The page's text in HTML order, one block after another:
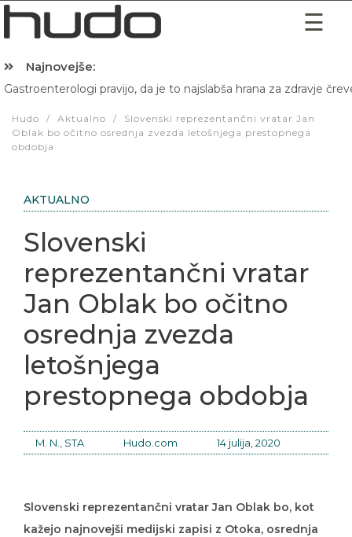
Najnovejše:
Gastroenterologi pravijo, da je to najslabša hrana za zdravje
Hudo / Aktualno /
Slovenski reprezentančni vratar Jan
Oblak bo očitno osrednja zvezda letošnjega prestopnega
obdobja
AKTUALNO
Slovenski
reprezentančni vratar
Jan Oblak bo očitno
osrednja zvezda
letošnjega
prestopnega obdobja
M. N., STA Hudo.com 14 julija, 2020
Slovenski reprezentančni vratar Jan Oblak bo, kot
kažejo najnovejši medijski zapisi z Otoka, osrednja